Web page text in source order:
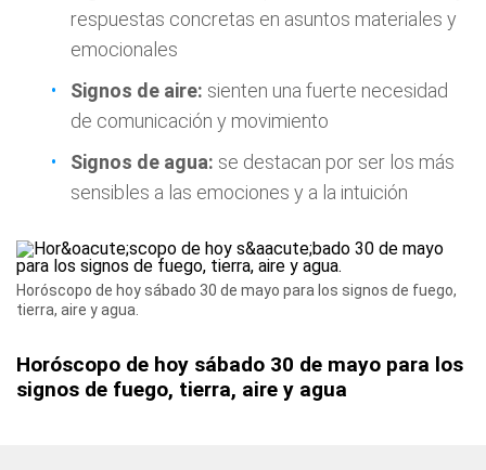
respuestas concretas en asuntos materiales y
emocionales
Signos de aire: sienten una fuerte necesidad
de comunicación y movimiento
Signos de agua: se destacan por ser los más
sensibles a las emociones y a la intuición
Horóscopo de hoy sábado 30 de mayo para los signos de fuego,
tierra, aire y agua.
Horóscopo de hoy sábado 30 de mayo para los
signos de fuego, tierra, aire y agua